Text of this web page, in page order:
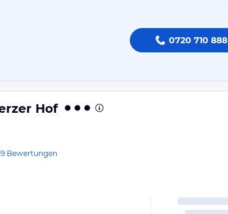
0720 710 888
Hof
Bewertungen